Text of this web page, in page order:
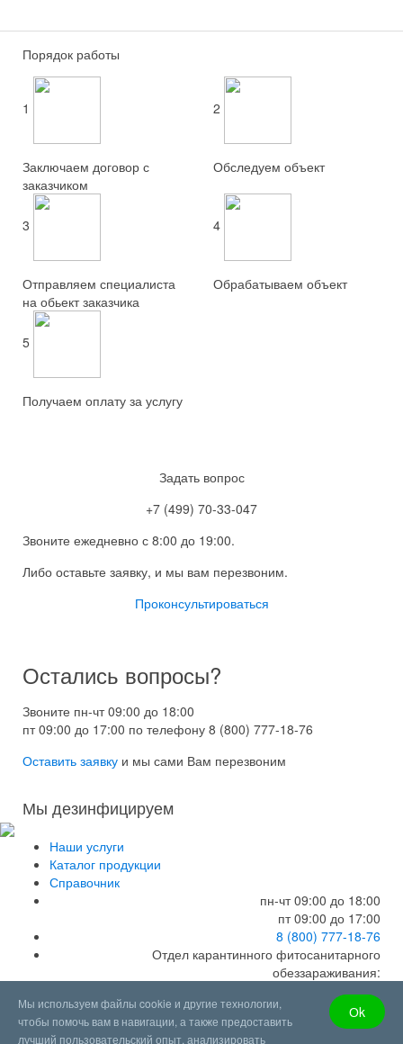
Порядок работы
1
Заключаем договор с
заказчиком
2
Обследуем объект
3
Отправляем специалиста
на обьект заказчика
4
Обрабатываем объект
5
Получаем оплату за услугу
Задать вопрос
+7 (499) 70-33-047
Звоните ежедневно с 8:00 до 19:00.
Либо оставьте заявку, и мы вам перезвоним.
Проконсультироваться
Остались вопросы?
Звоните пн-чт 09:00 до 18:00
пт 09:00 до 17:00 по телефону 8 (800) 777-18-76
Оставить заявку и мы сами Вам перезвоним
Мы дезинфицируем
Наши услуги
Каталог продукции
Справочник
пн-чт 09:00 до 18:00
пт 09:00 до 17:00
8 (800) 777-18-76
Отдел карантинного фитосанитарного
обеззараживания:
8 (800) 770-05-98
Отдел продаж:
+7 (499) 70-33-047
Оk
Мы используем файлы cookie и другие технологии,
чтобы помочь вам в навигации, а также предоставить
лучший пользовательский опыт, анализировать